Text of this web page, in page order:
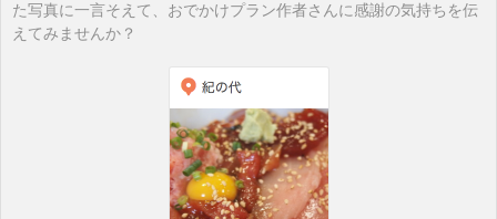
た写真に一言そえて、おでかけプラン作者さんに感謝の気持ちを伝
えてみませんか？